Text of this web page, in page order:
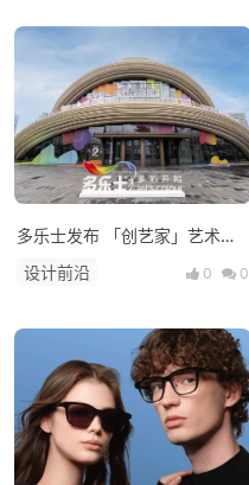
多乐士发布 「创艺家」艺术
漆，开启中国家居美学新篇章！
设计前沿 0 0